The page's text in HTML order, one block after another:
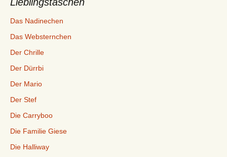
Das Nadinechen
Das Websternchen
Der Chrille
Der Dürrbi
Der Mario
Der Stef
Die Carryboo
Die Familie Giese
Die Halliway